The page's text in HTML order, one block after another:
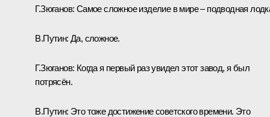
Г.Зюганов: Самое сложное изделие в мире – подводная
В.Путин: Да, сложное.
Г.Зюганов: Когда я первый раз увидел этот завод, я был
потрясён.
В.Путин: Это тоже достижение советского времени. Это